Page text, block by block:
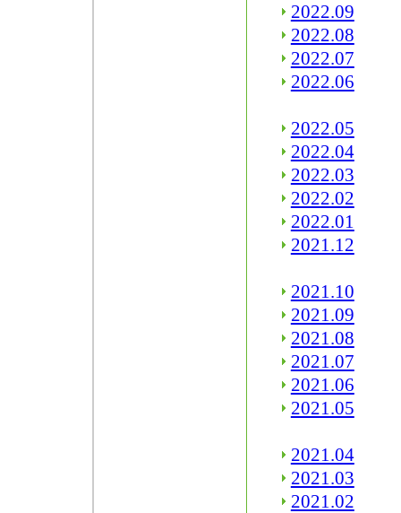
2022.09
2022.08
2022.07
2022.06
2022.05
2022.04
2022.03
2022.02
2022.01
2021.12
2021.10
2021.09
2021.08
2021.07
2021.06
2021.05
2021.04
2021.03
2021.02